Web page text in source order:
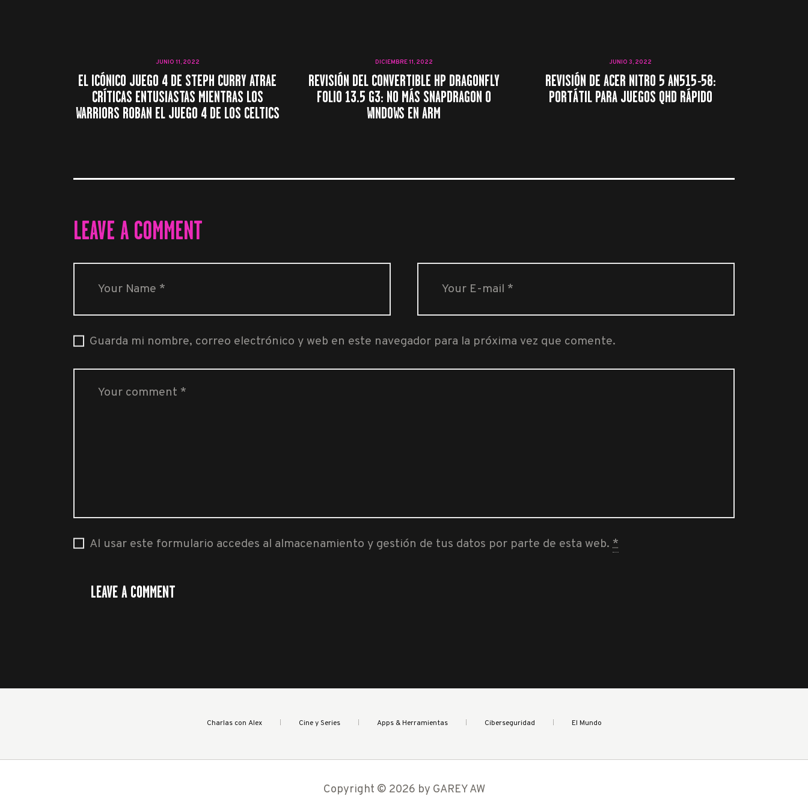
JUNIO 11, 2022
EL ICÓNICO JUEGO 4 DE STEPH CURRY ATRAE
CRÍTICAS ENTUSIASTAS MIENTRAS LOS
WARRIORS ROBAN EL JUEGO 4 DE LOS CELTICS
DICIEMBRE 11, 2022
REVISIÓN DEL CONVERTIBLE HP DRAGONFLY
FOLIO 13.5 G3: NO MÁS SNAPDRAGON O
WINDOWS EN ARM
JUNIO 3, 2022
REVISIÓN DE ACER NITRO 5 AN515-58:
PORTÁTIL PARA JUEGOS QHD RÁPIDO
LEAVE A COMMENT
Guarda mi nombre, correo electrónico y web en este navegador para la próxima vez que comente.
Al usar este formulario accedes al almacenamiento y gestión de tus datos por parte de esta web.*
Charlas con Alex Cine y Series Apps & Herramientas Ciberseguridad El Mundo
Copyright © 2026 by GAREY AW